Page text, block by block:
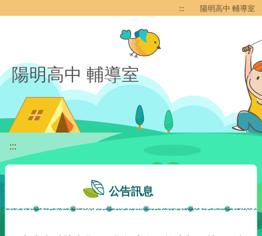
::: 陽明高中 輔導室
陽明高中 輔導室
:::
公告訊息